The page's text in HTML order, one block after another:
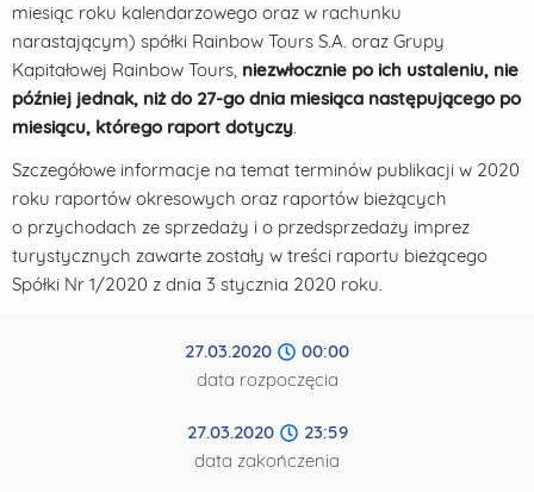
miesiąc roku kalendarzowego oraz w rachunku
narastającym) spółki Rainbow Tours S.A. oraz Grupy
Kapitałowej Rainbow Tours, niezwłocznie po ich ustaleniu, nie
później jednak, niż do 27-go dnia miesiąca następującego po
miesiącu, którego raport dotyczy.
Szczegółowe informacje na temat terminów publikacji w 2020
roku raportów okresowych oraz raportów bieżących
o przychodach ze sprzedaży i o przedsprzedaży imprez
turystycznych zawarte zostały w treści raportu bieżącego
Spółki Nr 1/2020 z dnia 3 stycznia 2020 roku.
27.03.2020
00:00
data rozpoczęcia
27.03.2020
23:59
data zakończenia